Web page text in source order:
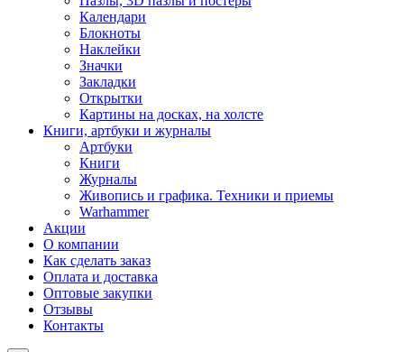
Календари
Блокноты
Наклейки
Значки
Закладки
Открытки
Картины на досках, на холсте
Книги, артбуки и журналы
Артбуки
Книги
Журналы
Живопись и графика. Техники и приемы
Warhammer
Акции
О компании
Как сделать заказ
Оплата и доставка
Оптовые закупки
Отзывы
Контакты